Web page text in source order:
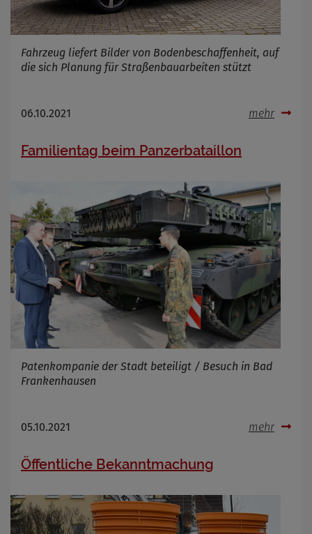
Fahrzeug liefert Bilder von Bodenbeschaffenheit, auf
die sich Planung für Straßenbauarbeiten stützt
06.10.2021 mehr
Familientag beim Panzerbataillon
Patenkompanie der Stadt beteiligt / Besuch in Bad
Frankenhausen
05.10.2021 mehr
Öffentliche Bekanntmachung